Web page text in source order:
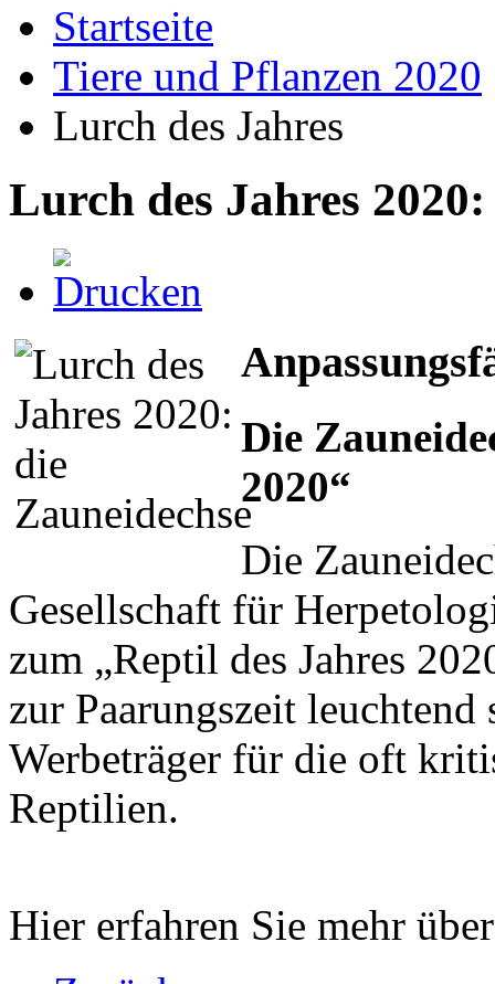
Startseite
Tiere und Pflanzen 2020
Lurch des Jahres
Lurch des Jahres
Die
2020“
Die
Gesellschaft für
zum „Reptil des Jahres
zur Paarungszeit
Werbeträger für die oft
Reptilien.
Hier erfahren Sie mehr